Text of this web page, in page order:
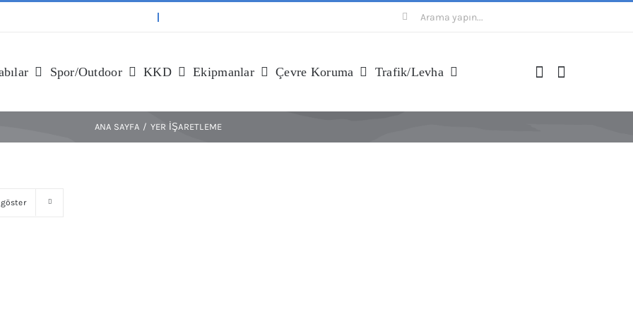
Ara:
Spor/outdoor KKD Ekipmanlar Çevre Koruma Trafik/levha
ANA SAYFA YER IŞARETLEME
göster